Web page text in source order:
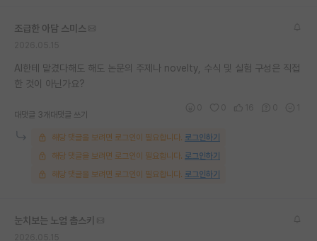
조급한 아담 스미스
AI한테 맡겼다해도 해도 논문의 주제나 novelty, 수식 및 실험 구성은 직접
한 것이 아닌가요?
대댓글 3개 대댓글 쓰기
해당 댓글을 보려면 로그인이 필요합니다. 로그인하기
해당 댓글을 보려면 로그인이 필요합니다. 로그인하기
해당 댓글을 보려면 로그인이 필요합니다. 로그인하기
눈치보는 노엄 촘스키